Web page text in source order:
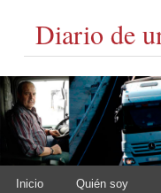
Diario de
Skip to content
Inicio Quién soy